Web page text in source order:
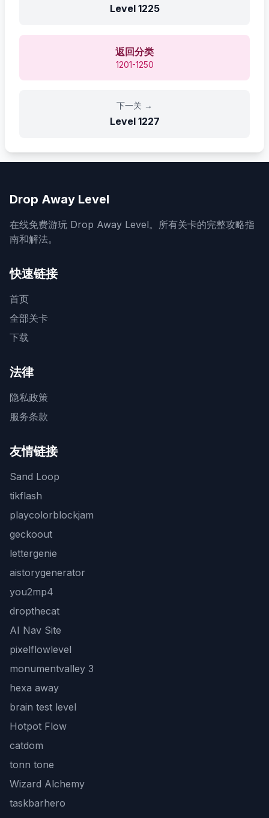
Level 1225
返回分类
1201-1250
下一关 →
Level 1227
Drop Away Level
在线免费游玩 Drop Away Level。所有关卡的完整攻略指
南和解法。
快速链接
首页
全部关卡
下载
法律
隐私政策
服务条款
友情链接
Sand Loop
tikflash
playcolorblockjam
geckoout
lettergenie
aistorygenerator
you2mp4
dropthecat
AI Nav Site
pixelflowlevel
monumentvalley 3
hexa away
brain test level
Hotpot Flow
catdom
tonn tone
Wizard Alchemy
taskbarhero